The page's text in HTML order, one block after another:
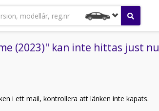
modellår, reg.nr
(2023)" kan inte hittas just nu
i ett mail, kontrollera att länken inte kapats.